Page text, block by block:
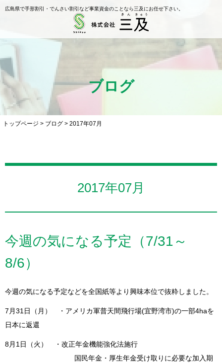
広島県で手形割引・でんさい割引など事業資金のことなら三及にお任せ下さい。
ブログ
トップページ > ブログ > 2017年07月
2017年07月
今週の気になる予定（7/31～
8/6）
今週の気になる予定などを全国紙等より興味本位で抜粋しました。
7月31日（月） ・アメリカ軍普天間飛行場(宜野湾市)の一部4haを
日本に返還
8月1日（火） ・改正年金機能強化法施行
国民年金・厚生年金受け取りに必要な加入期